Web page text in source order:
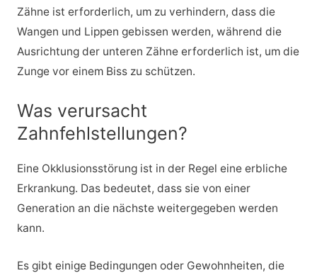
Zähne ist erforderlich, um zu verhindern, dass die
Wangen und Lippen gebissen werden, während die
Ausrichtung der unteren Zähne erforderlich ist, um die
Zunge vor einem Biss zu schützen.
Was verursacht
Zahnfehlstellungen?
Eine Okklusionsstörung ist in der Regel eine erbliche
Erkrankung. Das bedeutet, dass sie von einer
Generation an die nächste weitergegeben werden
kann.
Es gibt einige Bedingungen oder Gewohnheiten, die